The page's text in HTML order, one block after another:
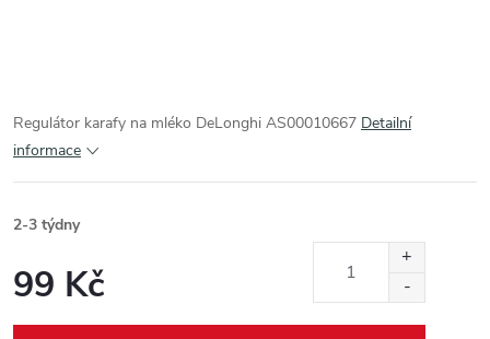
Regulátor karafy na mléko DeLonghi AS00010667 Detailní
informace
2-3 týdny
99 Kč